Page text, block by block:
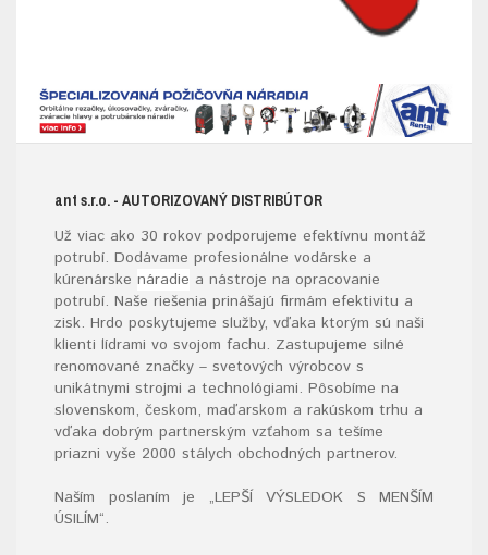
ant s.r.o. - AUTORIZOVANÝ DISTRIBÚTOR
Už viac ako 30 rokov podporujeme efektívnu montáž
potrubí. Dodávame profesionálne vodárske a
kúrenárske náradie a nástroje na opracovanie
potrubí. Naše riešenia prinášajú firmám efektivitu a
zisk. Hrdo poskytujeme služby, vďaka ktorým sú naši
klienti lídrami vo svojom fachu. Zastupujeme silné
renomované značky – svetových výrobcov s
unikátnymi strojmi a technológiami. Pôsobíme na
slovenskom, českom, maďarskom a rakúskom trhu a
vďaka dobrým partnerským vzťahom sa tešíme
priazni vyše 2000 stálych obchodných partnerov.
Naším poslaním je „LEPŠÍ VÝSLEDOK S MENŠÍM
ÚSILÍM“.